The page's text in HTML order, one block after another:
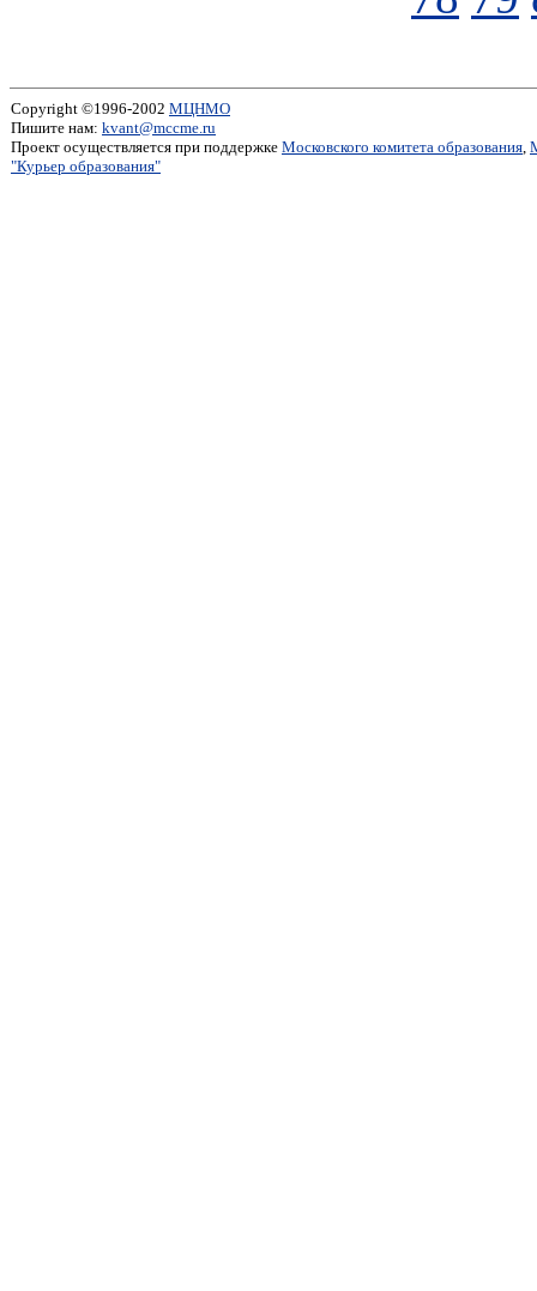
Copyright ©1996-2002 МЦНМО
Пишите нам: kvant@mccme.ru
Проект осуществляется при поддержке Московского комитета образования,
"Курьер образования"